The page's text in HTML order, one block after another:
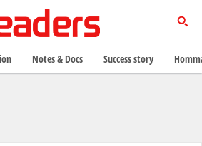
Notes & Docs Success story